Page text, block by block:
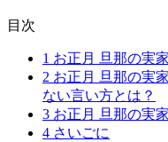
目次
1 お正月 旦那の実
2 お正月 旦那の実
ない言い方とは？
3 お正月 旦那の実
4 さいごに